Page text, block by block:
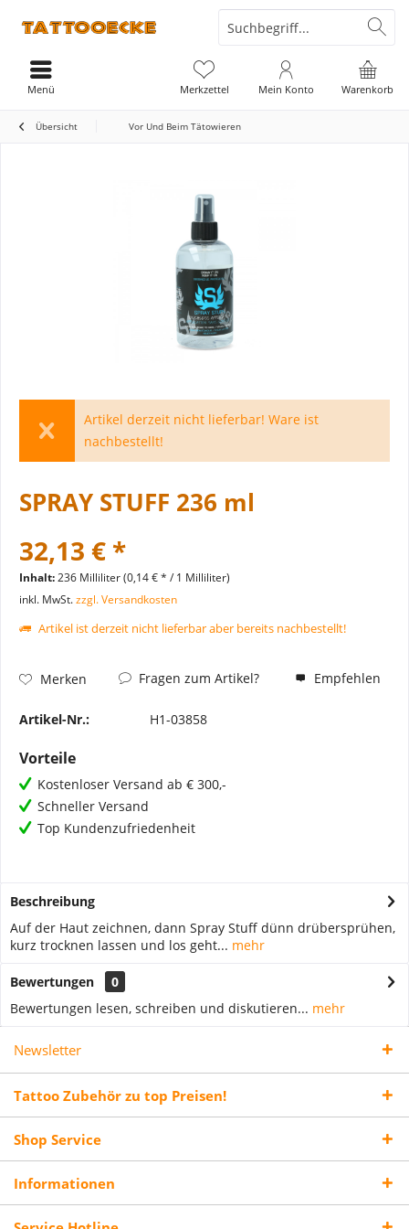
Warenkorb
Merkzettel Mein Konto
Menü
Übersicht Vor Und Beim Tätowieren
Artikel derzeit nicht lieferbar! Ware ist
nachbestellt!
SPRAY STUFF 236 ml
32,13 € *
Inhalt:236 Milliliter (0,14 € * / 1 Milliliter)
inkl. MwSt.zzgl. Versandkosten
Artikel ist derzeit nicht lieferbar aber bereits nachbestellt!
Merken Fragen zum Artikel? Empfehlen
Artikel-Nr.: H1-03858
Vorteile
Kostenloser Versand ab € 300,-
Schneller Versand
Top Kundenzufriedenheit
Beschreibung
Auf der Haut zeichnen, dann Spray Stuff dünn drübersprühen,
kurz trocknen lassen und los geht... mehr
Bewertungen
0
Bewertungen lesen, schreiben und diskutieren... mehr
Newsletter
Tattoo Zubehör zu top Preisen!
Shop Service
Informationen